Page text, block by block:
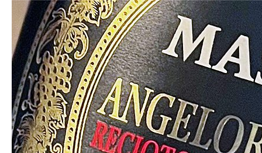
–
Pozzetto
–
Ugolini